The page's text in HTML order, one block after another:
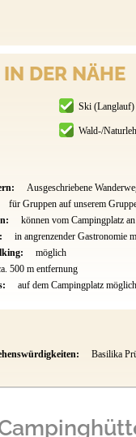
DER NÄHE
Ski (Langlauf)
Wald-/
Ausgeschriebene
für Gruppen auf unserem
können vom Campingplatz
in angrenzender Gastronomie
möglich
500 m entfernung
auf dem Campingplatz
Basilika